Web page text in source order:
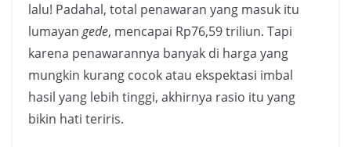
lalu! Padahal, total penawaran yang masuk itu
lumayan gede, mencapai Rp76,59 triliun. Tapi
karena penawarannya banyak di harga yang
mungkin kurang cocok atau ekspektasi imbal
hasil yang lebih tinggi, akhirnya rasio itu yang
bikin hati teriris.